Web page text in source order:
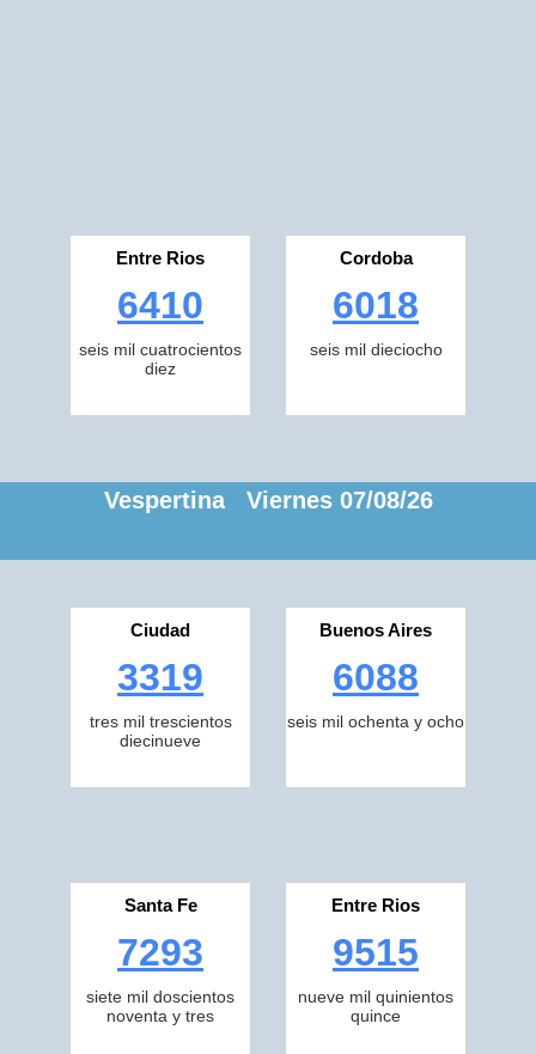
Entre Rios
6410
seis mil cuatrocientos
diez
Cordoba
6018
seis mil dieciocho
Vespertina Viernes 07/08/26
Ciudad
3319
tres mil trescientos
diecinueve
Buenos Aires
6088
seis mil ochenta y ocho
Santa Fe
7293
siete mil doscientos
noventa y tres
Entre Rios
9515
nueve mil quinientos
quince